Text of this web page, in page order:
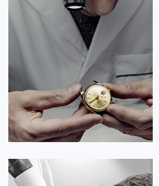
是萧邦售后服务中心
(萧邦保养中心)
的高级技师之一
Shenzhen Chopard Maintain center
 深圳萧邦维修
贝亚特·布兰奇